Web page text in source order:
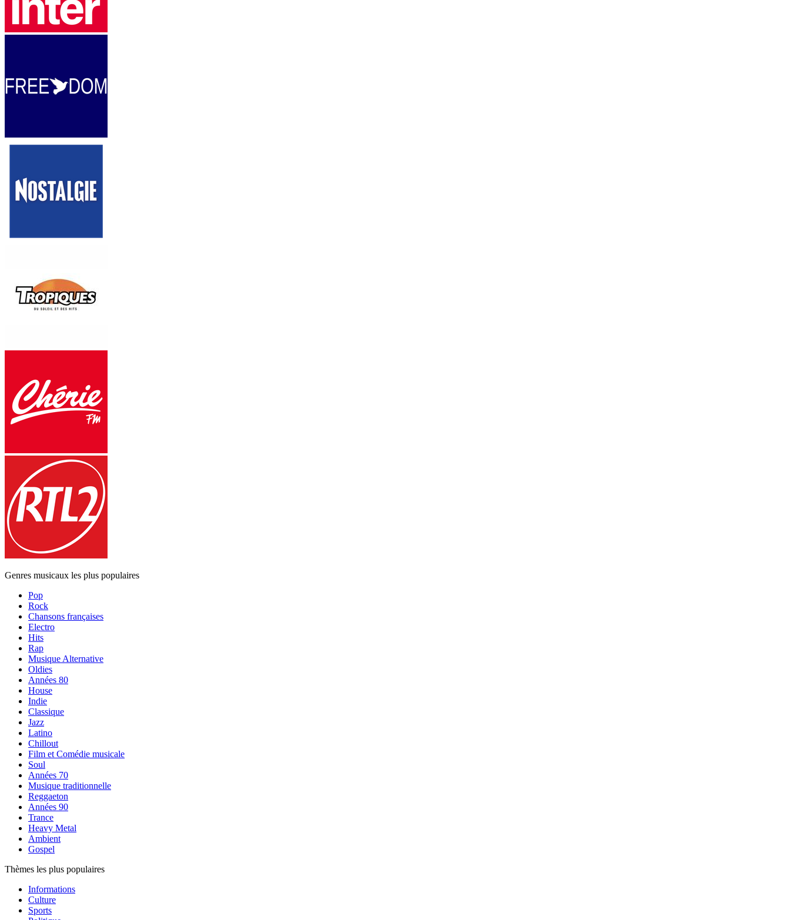
Genres musicaux les plus populaires
Pop
Rock
Chansons françaises
Electro
Hits
Rap
Musique Alternative
Oldies
Années 80
House
Indie
Classique
Jazz
Latino
Chillout
Film et Comédie musicale
Soul
Années 70
Musique traditionnelle
Reggaeton
Années 90
Trance
Heavy Metal
Ambient
Gospel
Thèmes les plus populaires
Informations
Culture
Sports